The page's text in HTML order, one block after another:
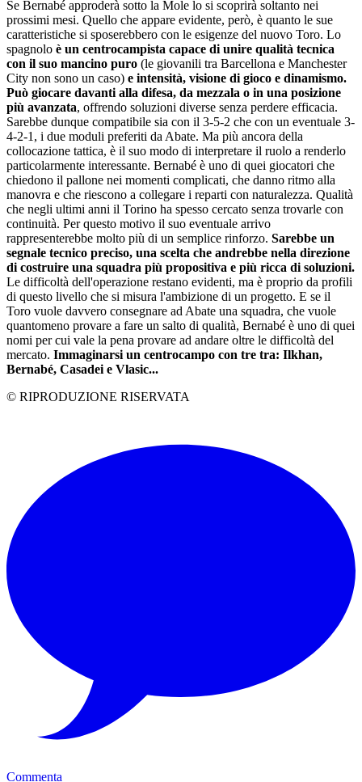
Se Bernabé approderà sotto la Mole lo si scoprirà soltanto nei
prossimi mesi. Quello che appare evidente, però, è quanto le sue
caratteristiche si sposerebbero con le esigenze del nuovo Toro. Lo
spagnolo è un centrocampista capace di unire qualità tecnica
con il suo mancino puro (le giovanili tra Barcellona e Manchester
City non sono un caso) e intensità, visione di gioco e dinamismo.
Può giocare davanti alla difesa, da mezzala o in una posizione
più avanzata, offrendo soluzioni diverse senza perdere efficacia.
Sarebbe dunque compatibile sia con il 3-5-2 che con un eventuale 3-
4-2-1, i due moduli preferiti da Abate. Ma più ancora della
collocazione tattica, è il suo modo di interpretare il ruolo a renderlo
particolarmente interessante. Bernabé è uno di quei giocatori che
chiedono il pallone nei momenti complicati, che danno ritmo alla
manovra e che riescono a collegare i reparti con naturalezza. Qualità
che negli ultimi anni il Torino ha spesso cercato senza trovarle con
continuità. Per questo motivo il suo eventuale arrivo
rappresenterebbe molto più di un semplice rinforzo. Sarebbe un
segnale tecnico preciso, una scelta che andrebbe nella direzione
di costruire una squadra più propositiva e più ricca di soluzioni.
Le difficoltà dell'operazione restano evidenti, ma è proprio da profili
di questo livello che si misura l'ambizione di un progetto. E se il
Toro vuole davvero consegnare ad Abate una squadra, che vuole
quantomeno provare a fare un salto di qualità, Bernabé è uno di quei
nomi per cui vale la pena provare ad andare oltre le difficoltà del
mercato. Immaginarsi un centrocampo con tre tra: Ilkhan,
Bernabé, Casadei e Vlasic...
© RIPRODUZIONE RISERVATA
Commenta